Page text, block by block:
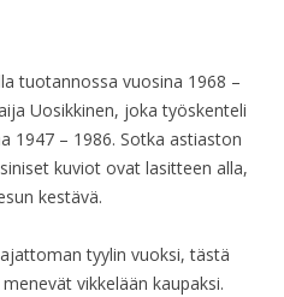
tuotannossa vuosina 1968 –
Uosikkinen, joka työskenteli
1947 – 1986. Sotka astiaston
kuviot ovat lasitteen alla,
kestävä.
tyylin vuoksi, tästä
vikkelään kaupaksi.